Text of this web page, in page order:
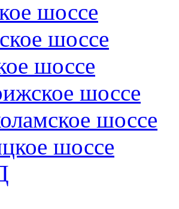
шоссе
шоссе
шоссе
шоссе
шоссе
шоссе